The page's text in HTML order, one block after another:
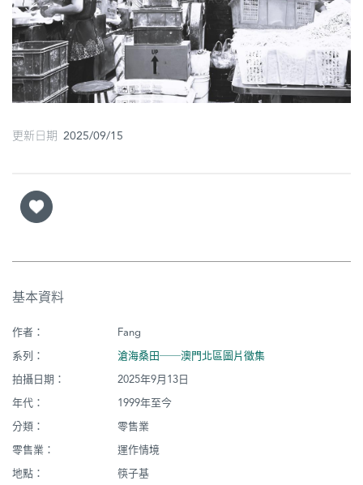
媽
閣
寺
廟
巴
街
更新日期 2025/09/15
基本資料
作者：
Fang
系列：
滄海桑田──澳門北區圖片徵集
拍攝日期：
2025年9月13日
年代：
1999年至今
分類：
零售業
零售業：
運作情境
地點：
筷子基